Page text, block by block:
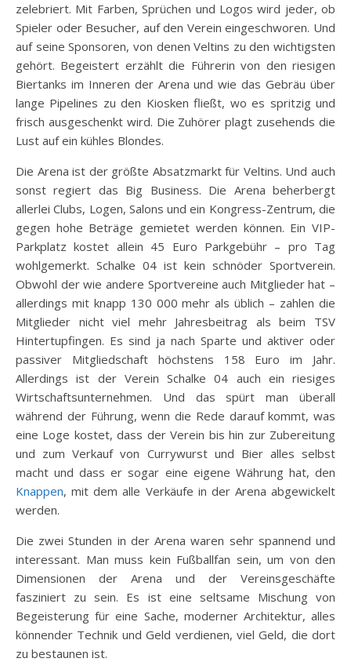
zelebriert. Mit Farben, Sprüchen und Logos wird jeder, ob
Spieler oder Besucher, auf den Verein eingeschworen. Und
auf seine Sponsoren, von denen Veltins zu den wichtigsten
gehört. Begeistert erzählt die Führerin von den riesigen
Biertanks im Inneren der Arena und wie das Gebräu über
lange Pipelines zu den Kiosken fließt, wo es spritzig und
frisch ausgeschenkt wird. Die Zuhörer plagt zusehends die
Lust auf ein kühles Blondes.
Die Arena ist der größte Absatzmarkt für Veltins. Und auch
sonst regiert das Big Business. Die Arena beherbergt
allerlei Clubs, Logen, Salons und ein Kongress-Zentrum, die
gegen hohe Beträge gemietet werden können. Ein VIP-
Parkplatz kostet allein 45 Euro Parkgebühr – pro Tag
wohlgemerkt. Schalke 04 ist kein schnöder Sportverein.
Obwohl der wie andere Sportvereine auch Mitglieder hat –
allerdings mit knapp 130 000 mehr als üblich – zahlen die
Mitglieder nicht viel mehr Jahresbeitrag als beim TSV
Hintertupfingen. Es sind ja nach Sparte und aktiver oder
passiver Mitgliedschaft höchstens 158 Euro im Jahr.
Allerdings ist der Verein Schalke 04 auch ein riesiges
Wirtschaftsunternehmen. Und das spürt man überall
während der Führung, wenn die Rede darauf kommt, was
eine Loge kostet, dass der Verein bis hin zur Zubereitung
und zum Verkauf von Currywurst und Bier alles selbst
macht und dass er sogar eine eigene Währung hat, den
Knappen, mit dem alle Verkäufe in der Arena abgewickelt
werden.
Die zwei Stunden in der Arena waren sehr spannend und
interessant. Man muss kein Fußballfan sein, um von den
Dimensionen der Arena und der Vereinsgeschäfte
fasziniert zu sein. Es ist eine seltsame Mischung von
Begeisterung für eine Sache, moderner Architektur, alles
könnender Technik und Geld verdienen, viel Geld, die dort
zu bestaunen ist.